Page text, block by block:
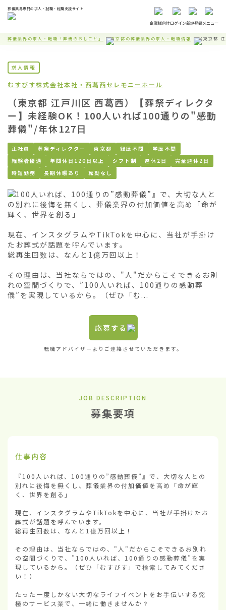
葬儀業界専門の求人・就職・転職支援サイト
企業様向けログイン新規登録メニュー
葬儀業界の求人・転職「葬儀のおしごと」 東京都の葬儀業界の求人・転職情報 （東京都
求人情報
むすびす株式会社本社・西葛西セレモニーホール
（東京都 江戸川区 西葛西）【葬祭ディレクタ
ー】未経験OK！100人いれば100通りの"感動
葬儀"/年休127日
正社員 葬祭ディレクター 東京都 経歴不問
学歴不問
経験者優遇
年間休日120日以上 シフト制 週休2日
完全週休2日
時短勤務
長期休暇あり 転勤なし
『100人いれば、100通りの”感動葬儀”』で、大切な人と
の別れに後悔を無くし、葬儀業界の付加価値を高め「命が
輝く、世界を創る」
現在、インスタグラムやTikTokを中心に、当社が手掛け
たお葬式が話題を呼んでいます。
総再生回数は、なんと1億万回以上！
その理由は、当社ならではの、"人"だからこそできるお別
れの空間づくりで、”100人いれば、100通りの感動葬
儀”を実現しているから。（ぜひ「む...
応募する
転職アドバイザーよりご連絡させていただきます。
JOB DESCRIPTION
募集要項
仕事内容
『100人いれば、100通りの”感動葬儀”』で、大切な人との
別れに後悔を無くし、葬儀業界の付加価値を高め「命が輝
く、世界を創る」
現在、インスタグラムやTikTokを中心に、当社が手掛けたお
葬式が話題を呼んでいます。
総再生回数は、なんと1億万回以上！
その理由は、当社ならではの、"人"だからこそできるお別れ
の空間づくりで、”100人いれば、100通りの感動葬儀”を実
現しているから。（ぜひ「むすびす」で検索してみてくださ
い！）
たった一度しかない大切なライフイベントをお手伝いする究
極のサービス業で、一緒に働きませんか？